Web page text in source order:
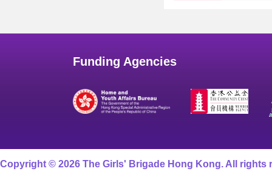
Funding Agencies
Copyright © 2026 The Girls' Brigade Hong Kong. All rights